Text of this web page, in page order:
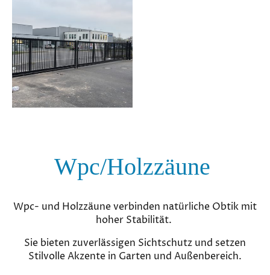
Wpc/Holzzäune
Wpc- und Holzzäune verbinden natürliche Obtik mit
hoher Stabilität.
Sie bieten zuverlässigen Sichtschutz und setzen
Stilvolle Akzente in Garten und Außenbereich.